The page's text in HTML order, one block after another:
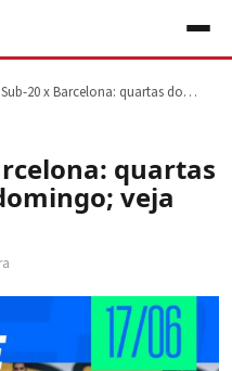
20 x Barcelona: quartas do…
quartas
veja